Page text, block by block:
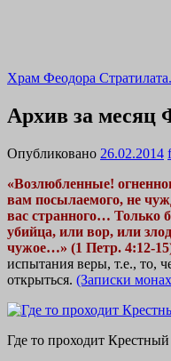
Храм Феодора
Архив за месяц
Опубликовано 26.02.2014
«Возлюбленные!
вам посылаемого, не
вас странного… Только
убийца, или вор, или
чужое…» (1 Петр. 4:12-
испытания веры, т.е., то,
открыться. (Записки
Где то проходит